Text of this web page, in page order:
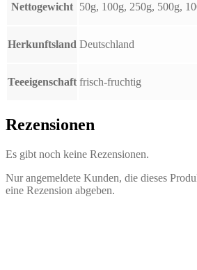
Nettogewicht 50g, 100g, 250g, 500g,
Herkunftsland Deutschland
Teeeigenschaft frisch-fruchtig
Rezensionen
Es gibt noch keine Rezensionen.
Nur angemeldete Kunden, die dieses
eine Rezension abgeben.